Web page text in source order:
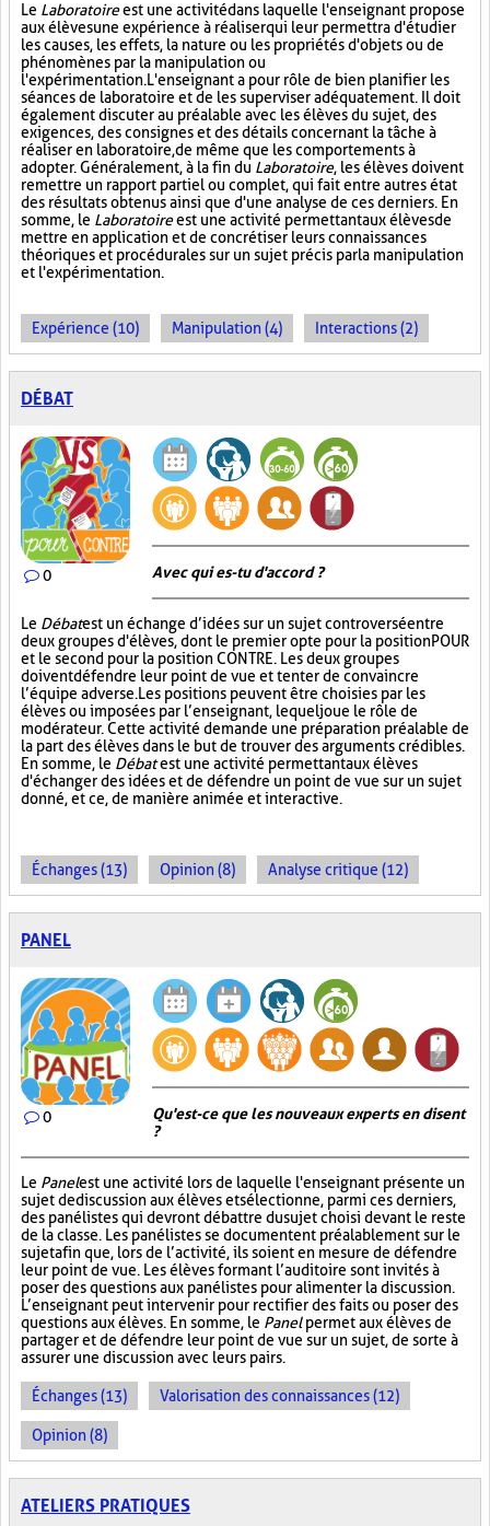
Le Laboratoireest une activité dans laquelle l'enseignant propose
aux élèves une expérience à réaliser qui leur permettra d'étudier
les causes, les effets, la nature ou les propriétés d'objets ou de
phénomènes par la manipulation ou
l'expérimentation. L'enseignant a pour rôle de bien planifier les
séances de laboratoire et de les superviser adéquatement. Il doit
également discuter au préalable avec les élèves du sujet, des
exigences, des consignes et des détails concernant la tâche à
réaliser en laboratoire, de même que les comportements à
adopter. Généralement, à la fin du Laboratoire, les élèves doivent
remettre un rapport partiel ou complet, qui fait entre autres état
des résultats obtenus ainsi que d'une analyse de ces derniers. En
somme, le Laboratoireest une activité permettant aux élèves de
mettre en application et de concrétiser leurs connaissances
théoriques et procédurales sur un sujet précis par la manipulation
et l'expérimentation.
Expérience (10) Manipulation (4) Interactions (2)
DÉBAT
0 Avec qui es-tu d'accord ?
Le Débatest un échange d’idées sur un sujet controversé entre
deux groupes d'élèves, dont le premier opte pour la position POUR
et le second pour la position CONTRE. Les deux groupes
doivent défendre leur point de vue et tenter de convaincre
l’équipe adverse. Les positions peuvent être choisies par les
élèves ou imposées par l’enseignant, lequel joue le rôle de
modérateur. Cette activité demande une préparation préalable de
la part des élèves dans le but de trouver des arguments crédibles.
En somme, le Débatest une activité permettant aux élèves
d'échanger des idées et de défendre un point de vue sur un sujet
donné, et ce, de manière animée et interactive.
Échanges (13) Opinion (8) Analyse critique (12)
PANEL
0
Qu'est-ce que les nouveaux experts en disent
?
Le Panelest une activité lors de laquelle l'enseignant présente un
sujet de discussion aux élèves et sélectionne, parmi ces derniers,
des panélistes qui devront débattre du sujet choisi devant le reste
de la classe. Les panélistes se documentent préalablement sur le
sujet afin que, lors de l’activité, ils soient en mesure de défendre
leur point de vue. Les élèves formant l’auditoire sont invités à
poser des questions aux panélistes pour alimenter la discussion.
L’enseignant peut intervenir pour rectifier des faits ou poser des
questions aux élèves. En somme, le Panelpermet aux élèves de
partager et de défendre leur point de vue sur un sujet, de sorte à
assurer une discussion avec leurs pairs.
Échanges (13) Valorisation des connaissances (12)
Opinion (8)
ATELIERS PRATIQUES